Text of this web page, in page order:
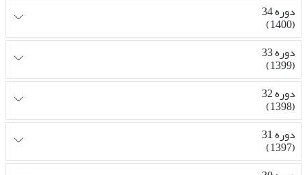
دوره 34
(1400)
دوره 33
(1399)
دوره 32
(1398)
دوره 31
(1397)